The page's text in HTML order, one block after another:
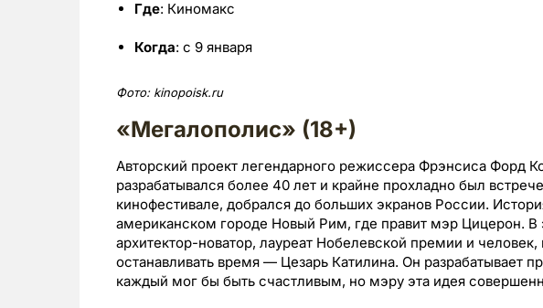
Где: Киномакс
Когда: с 9 января
Фото: kinopoisk.ru
«Мегалополис» (18+)
Авторский проект легендарного режиссера Фрэнсиса Форд
разрабатывался более 40 лет и крайне прохладно был
кинофестивале, добрался до больших экранов России.
американском городе Новый Рим, где правит мэр Цицерон. В
архитектор-новатор, лауреат Нобелевской премии и
останавливать время — Цезарь Катилина. Он разрабатывает
каждый мог бы быть счастливым, но мэру эта идея